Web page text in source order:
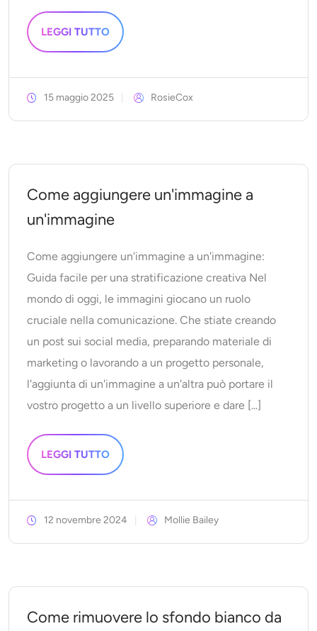
LEGGI TUTTO
15 maggio 2025 RosieCox
Come aggiungere un'immagine a
un'immagine
Come aggiungere un'immagine a un'immagine:
Guida facile per una stratificazione creativa Nel
mondo di oggi, le immagini giocano un ruolo
cruciale nella comunicazione. Che stiate creando
un post sui social media, preparando materiale di
marketing o lavorando a un progetto personale,
l'aggiunta di un'immagine a un'altra può portare il
vostro progetto a un livello superiore e dare [...]
LEGGI TUTTO
12 novembre 2024 Mollie Bailey
Come rimuovere lo sfondo bianco da